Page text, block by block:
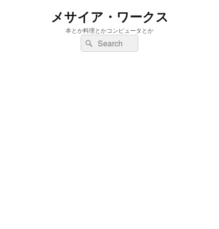
メサイア・ワークス
本とか料理とかコンピュータとか
検
索:
検
索